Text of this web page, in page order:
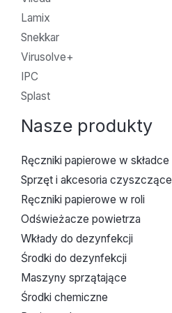
Lamix
Snekkar
Virusolve+
IPC
Splast
Nasze produkty
Ręczniki papierowe w składce
Sprzęt i akcesoria czyszczące
Ręczniki papierowe w roli
Odświeżacze powietrza
Wkłady do dezynfekcji
Środki do dezynfekcji
Maszyny sprzątające
Środki chemiczne